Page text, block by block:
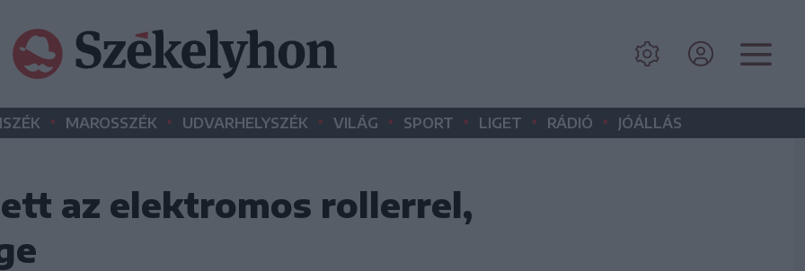
• MAROSSZÉK • UDVARHELYSZÉK • VILÁG • SPORT • LIGET • RÁDIÓ • JÓÁLLÁS
az elektromos rollerrel,